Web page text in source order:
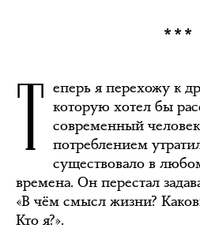
***
Т еперь я перехожу к
которую хотел бы
современный
потреблением
существовало в
времена. Он перестал
«В чём смысл жизни?
Кто я?».